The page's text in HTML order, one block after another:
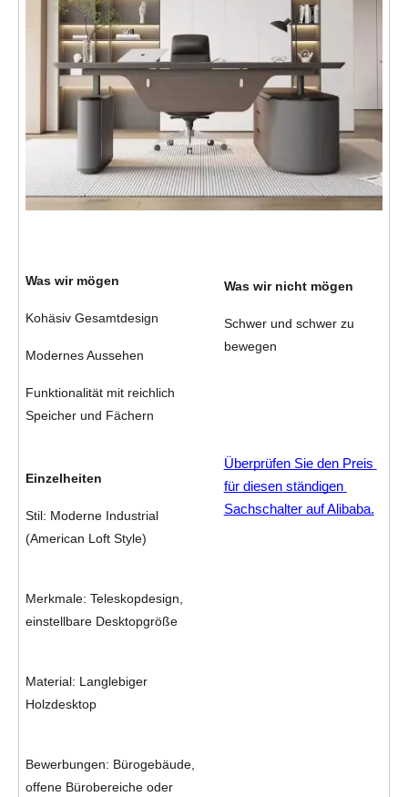
Was wir mögen
Kohäsiv Gesamtdesign
Modernes Aussehen
Funktionalität mit reichlich
Speicher und Fächern
Was wir nicht mögen
Schwer und schwer zu
bewegen
Einzelheiten
Stil: Moderne Industrial
(American Loft Style)
Merkmale: Teleskopdesign,
einstellbare Desktopgröße
Material: Langlebiger
Holzdesktop
Bewerbungen: Bürogebäude,
offene Bürobereiche oder
Überprüfen Sie den Preis
für diesen ständigen
Sachschalter auf Alibaba.